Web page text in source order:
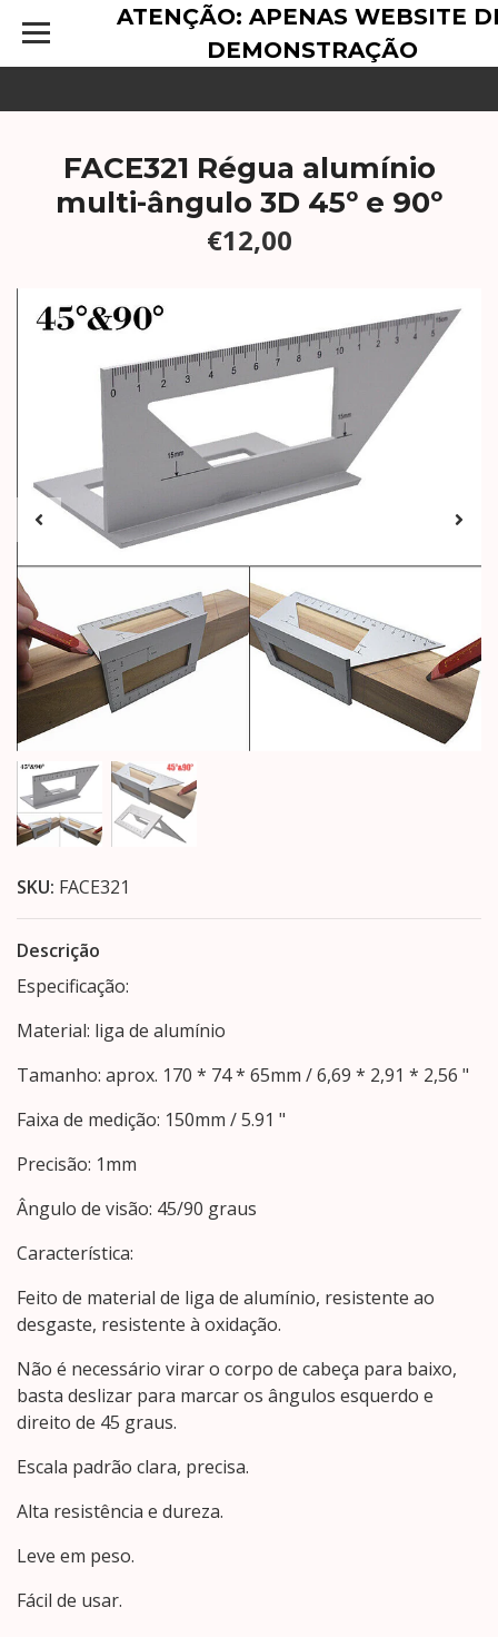
ATENÇÃO: APENAS WEBSITE
DEMONSTRAÇÃO
FACE321 Régua alumínio
multi-ângulo 3D 45º e 90º
€12,00
SKU: FACE321
Descrição
Especificação:
Material: liga de alumínio
Tamanho: aprox. 170 * 74 * 65mm / 6,69 * 2,91 * 2,56 "
Faixa de medição: 150mm / 5.91 "
Precisão: 1mm
Ângulo de visão: 45/90 graus
Característica:
Feito de material de liga de alumínio, resistente ao
desgaste, resistente à oxidação.
Não é necessário virar o corpo de cabeça para baixo,
basta deslizar para marcar os ângulos esquerdo e
direito de 45 graus.
Escala padrão clara, precisa.
Alta resistência e dureza.
Leve em peso.
Fácil de usar.